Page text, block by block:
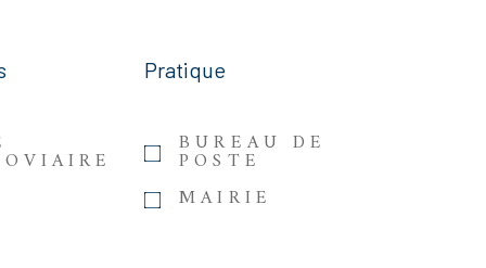
Pratique
BUREAU DE
POSTE
MAIRIE